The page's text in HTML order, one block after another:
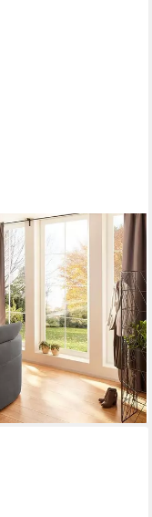
mit
verstellbare